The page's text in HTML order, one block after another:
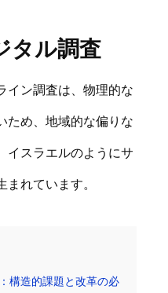
タル調査
イン調査は、物理的な
ため、地域的な偏りな
イスラエルのようにサ
れています。
構造的課題と改革の必